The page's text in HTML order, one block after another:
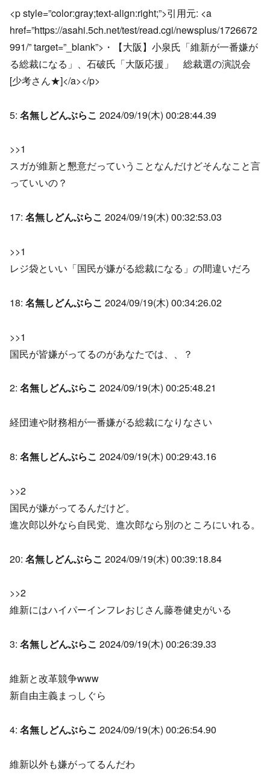
<p style=”color:gray;text-align:right;”>引用元: <a
href=”https://asahi.5ch.net/test/read.cgi/newsplus/1726672
991/” target=”_blank”>・【大阪】小泉氏「維新が一番嫌が
る総裁になる」、石破氏「大阪応援」 総裁選の演説会
[少考さん★]</a></p>
5: 名無しどんぶらこ 2024/09/19(木) 00:28:44.39
>>1
スガが維新と懇意だっていうことなんだけどそんなこと言
っていいの？
17: 名無しどんぶらこ 2024/09/19(木) 00:32:53.03
>>1
レジ袋といい「国民が嫌がる総裁になる」の間違いだろ
18: 名無しどんぶらこ 2024/09/19(木) 00:34:26.02
>>1
国民が皆嫌がってるのがあなたでは、、？
2: 名無しどんぶらこ 2024/09/19(木) 00:25:48.21
経団連や財務相が一番嫌がる総裁になりなさい
8: 名無しどんぶらこ 2024/09/19(木) 00:29:43.16
>>2
国民が嫌がってるんだけど。
進次郎以外なら自民党、進次郎なら別のところにいれる。
20: 名無しどんぶらこ 2024/09/19(木) 00:39:18.84
>>2
維新にはハイパーインフレおじさん藤巻健史がいる
3: 名無しどんぶらこ 2024/09/19(木) 00:26:39.33
維新と改革競争www
新自由主義まっしぐら
4: 名無しどんぶらこ 2024/09/19(木) 00:26:54.90
維新以外も嫌がってるんだわ